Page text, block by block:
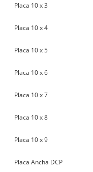
Placa 10 x 3
Placa 10 x 4
Placa 10 x 5
Placa 10 x 6
Placa 10 x 7
Placa 10 x 8
Placa 10 x 9
Placa Ancha DCP